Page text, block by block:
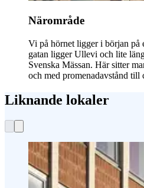
Närområde
Vi på hörnet ligger i början på
gatan ligger Ullevi och lite
Svenska Mässan. Här sitter
och med promenadavstånd till
Liknande lokaler